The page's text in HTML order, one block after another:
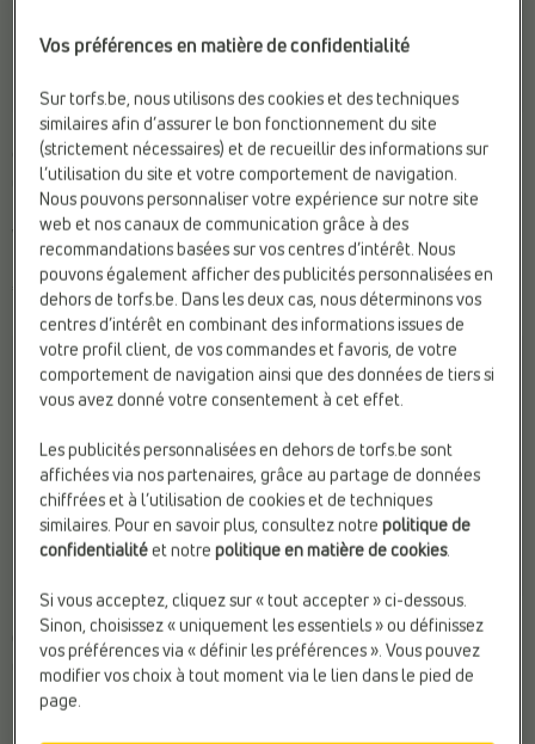
BASKETS MONTANTES
Converse
€ 75,99
Compat. Semelles Ortho.:Oui
Matière:Textile
Web-Only:N
BASKETS MONTANTES
Converse
€ 79,99
Marque:Converse
Sexe:Hommes
Web-Only: N
BASKETS MONTANTES
0051
Compat. Semelles Ortho.:Oui
Marque:
Matière:
BASKETS MONTANTES
Converse
Compat. Semelles Ortho.:
Vos préférences en matière de confidentialité
Sur torfs.be, nous utilisons des cookies et des techniques
similaires afin d’assurer le bon fonctionnement du site
(strictement nécessaires) et de recueillir des informations sur
l’utilisation du site et votre comportement de navigation.
Nous pouvons personnaliser votre expérience sur notre site
web et nos canaux de communication grâce à des
recommandations basées sur vos centres d’intérêt. Nous
pouvons également afficher des publicités personnalisées en
dehors de torfs.be. Dans les deux cas, nous déterminons vos
centres d’intérêt en combinant des informations issues de
votre profil client, de vos commandes et favoris, de votre
comportement de navigation ainsi que des données de tiers si
vous avez donné votre consentement à cet effet.
Les publicités personnalisées en dehors de torfs.be sont
affichées via nos partenaires, grâce au partage de données
chiffrées et à l’utilisation de cookies et de techniques
similaires. Pour en savoir plus, consultez notrepolitique de
confidentialitéet notrepolitique en matière de cookies.
Si vous acceptez, cliquez sur « tout accepter » ci-dessous.
Sinon, choisissez « uniquement les essentiels » ou définissez
vos préférences via « définir les préférences ». Vous pouvez
modifier vos choix à tout moment via le lien dans le pied de
page.